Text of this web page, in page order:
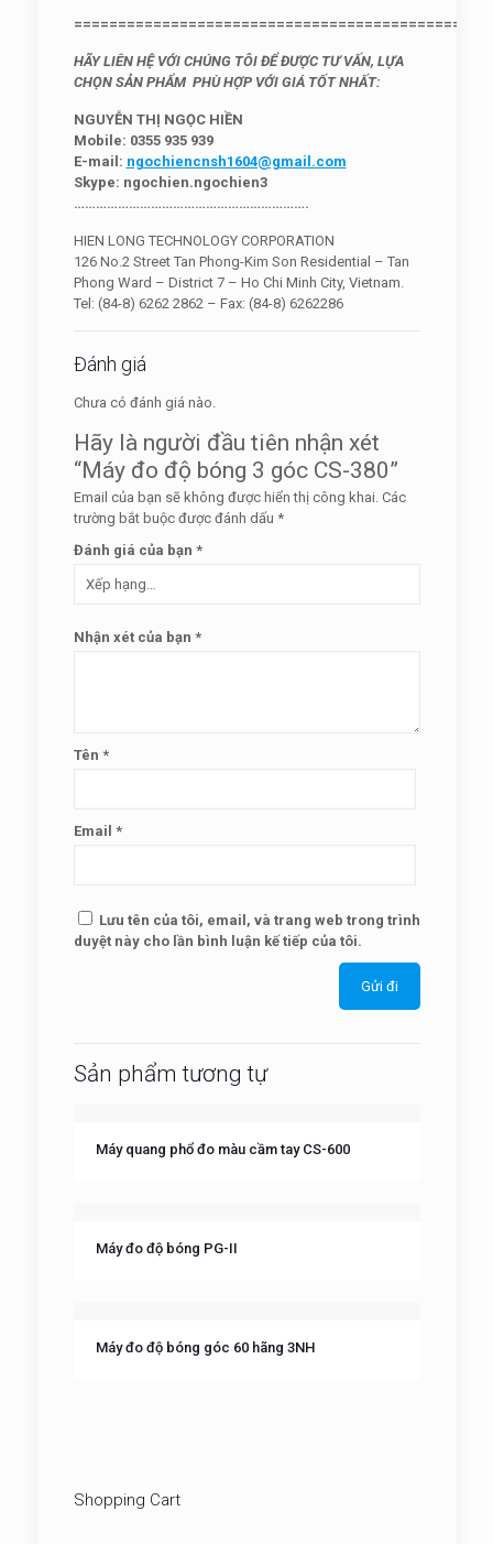
HÃY LIÊN HỆ VỚI CHÚNG TÔI ĐỂ ĐƯỢC TƯ VẤN, LỰA
CHỌN SẢN PHẨM PHÙ HỢP VỚI GIÁ TỐT NHẤT:
NGUYỄN THỊ NGỌC HIỀN
Mobile: 0355 935 939
E-mail: ngochiencnsh1604@gmail.com
Skype: ngochien.ngochien3
……………………………………………………….
HIEN LONG TECHNOLOGY CORPORATION
126 No.2 Street Tan Phong-Kim Son Residential – Tan
Phong Ward – District 7 – Ho Chi Minh City, Vietnam.
Tel: (84-8) 6262 2862 – Fax: (84-8) 6262286
Đánh giá
Chưa có đánh giá nào.
Hãy là người đầu tiên nhận xét
“Máy đo độ bóng 3 góc CS-380”
Email của bạn sẽ không được hiển thị công khai. Các
trường bắt buộc được đánh dấu *
Đánh giá của bạn *
Nhận xét của bạn *
Tên *
Email *
Lưu tên của tôi, email, và trang web trong trình
duyệt này cho lần bình luận kế tiếp của tôi.
Sản phẩm tương tự
Máy quang phổ đo màu cầm tay CS-600
Máy đo độ bóng PG-II
Máy đo độ bóng góc 60 hãng 3NH
Shopping Cart